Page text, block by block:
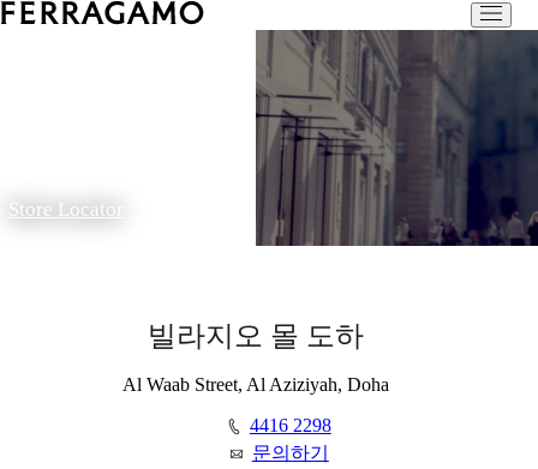
Store Locator
빌라지오 몰 도하
Al Waab Street, Al Aziziyah, Doha
4416 2298
문의하기